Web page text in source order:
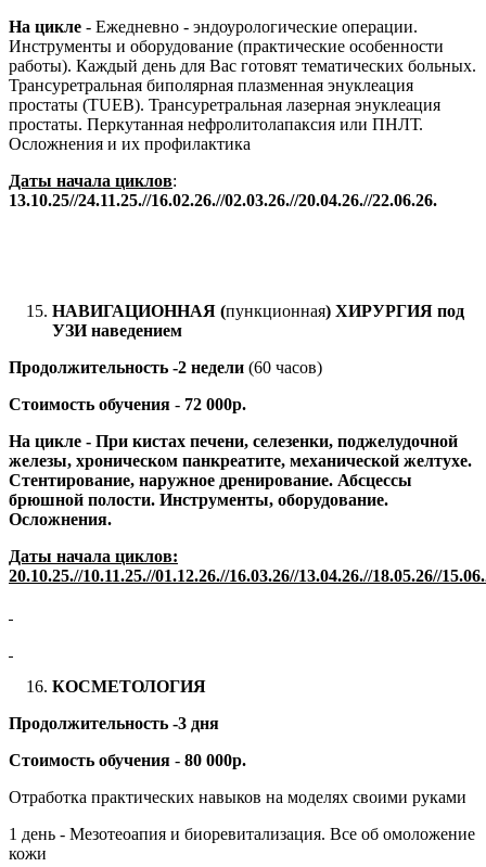
На цикле - Ежедневно - эндоурологические операции.
Инструменты и оборудование (практические особенности
работы). Каждый день для Вас готовят тематических больных.
Трансуретральная биполярная плазменная энуклеация
простаты (TUEB). Трансуретральная лазерная энуклеация
простаты. Перкутанная нефролитолапаксия или ПНЛТ.
Осложнения и их профилактика
Даты начала циклов:
13.10.25//24.11.25.//16.02.26.//02.03.26.//20.04.26.//22.06.26.
НАВИГАЦИОННАЯ (пункционная) ХИРУРГИЯ под
УЗИ наведением
Продолжительность -2 недели (60 часов)
Стоимость обучения - 72 000р.
На цикле - При кистах печени, селезенки, поджелудочной
железы, хроническом панкреатите, механической желтухе.
Стентирование, наружное дренирование. Абсцессы
брюшной полости. Инструменты, оборудование.
Осложнения.
Даты начала циклов:
20.10.25.//10.11.25.//01.12.26.//16.03.26//13.04.26.//18.05.26//
КОСМЕТОЛОГИЯ
Продолжительность -3 дня
Стоимость обучения - 80 000р.
Отработка практических навыков на моделях своими руками
1 день - Мезотеоапия и биоревитализация. Все об омоложение
кожи